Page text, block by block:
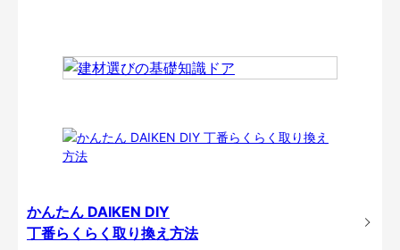
かんたん DAIKEN DIY
丁番らくらく取り換え方法